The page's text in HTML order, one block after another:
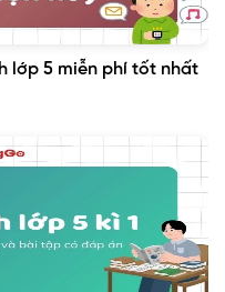
lớp 5 miễn phí tốt nhất